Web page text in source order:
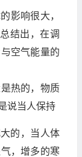
影响很大，
结出，在调
空气能量的
热的，物质
说当人保持
的，当人体
，增多的寒